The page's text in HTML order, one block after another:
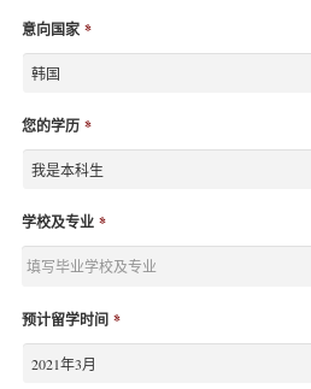
意向国家 *
您的学历 *
学校及专业 *
预计留学时间 *